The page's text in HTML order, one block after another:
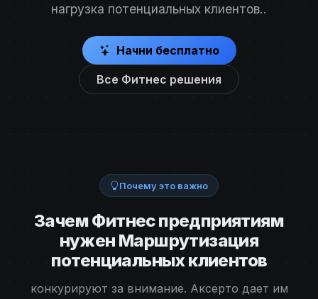
нагрузка потенциальных клиентов..
Начни бесплатно
Все Фитнес решения
Почему это важно
Зачем Фитнес предприятиям
нужен Маршрутизация
потенциальных клиентов
конкурируют за внимание. Аксерто дает им